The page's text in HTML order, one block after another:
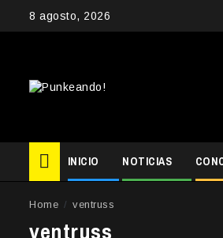
8 agosto, 2026
INICIO NOTICIAS
Home ventruss
ventruss